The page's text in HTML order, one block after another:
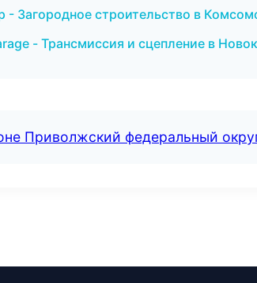
Загородное строительство в
- Трансмиссия и сцепление в
Приволжский федеральный